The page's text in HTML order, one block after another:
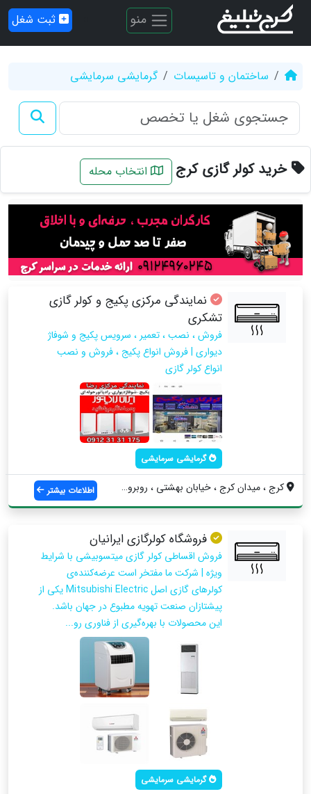
منو ثبت شغل
ساختمان و تاسیسات گرمایشی سرمایشی
خرید کولر گازی کرج انتخاب محله
نمایندگی مرکزی پکیج و کولر گازی
تشکری
فروش ، نصب ، تعمیر ، سرویس پکیج و شوفاژ
دیواری | فروش انواع پکیج ، فروش و نصب
انواع کولر گازی
گرمایشی سرمایشی
کرج ، میدان کرج ، خیابان بهشتی ، روبروی ... اطلاعات بیشتر
فروشگاه کولرگازی ایرانیان
فروش اقساطی کولر گازی میتسوبیشی با شرایط
ویژه | شرکت ما مفتخر است عرضه‌کننده‌ی
کولرهای گازی اصل Mitsubishi Electric یکی از
پیشتازان صنعت تهویه مطبوع در جهان باشد.
این محصولات با بهره‌گیری از فناوری رو...
گرمایشی سرمایشی